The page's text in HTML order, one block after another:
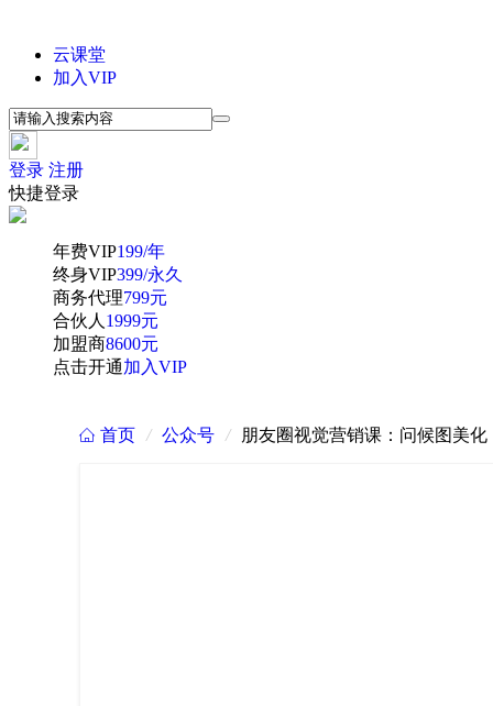
云课堂
加入VIP
登录 注册
快捷登录
年费VIP199/年
终身VIP399/永久
商务代理799元
合伙人 1999元
加盟商8600元
点击开通加入VIP
 首页 / 公众号 / 朋友圈视觉营销课：问候图美